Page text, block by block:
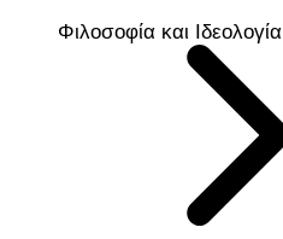
Φιλοσοφία και Ιδεολογία